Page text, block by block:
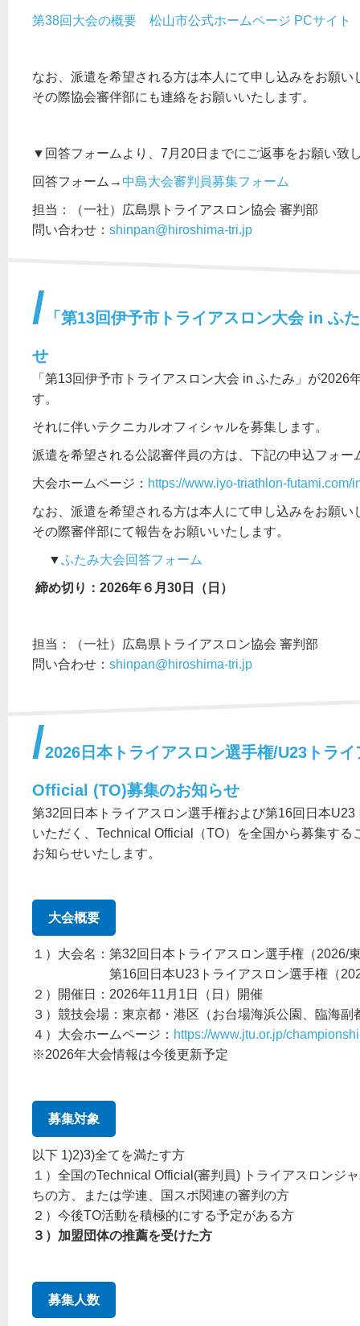
第38回大会の概要 松山市公式ホームページ PCサイト
なお、派遣を希望される方は本人にて申し込みをお願い
その際協会審伴部にも連絡をお願いいたします。
▼回答フォームより、7月20日までにご返事をお願い致
回答フォーム→ 中島大会審判員募集フォーム
担当：（一社）広島県トライアスロン協会 審判部
問い合わせ： shinpan@hiroshima-tri.jp
「第13回伊予市トライアスロン大会 in ふ
せ
「第13回伊予市トライアスロン大会 in ふたみ」が2026
す。
それに伴いテクニカルオフィシャルを募集します。
派遣を希望される公認審伴員の方は、下記の申込フォ
大会ホームページ： https://www.iyo-triathlon-futami.com/
なお、派遣を希望される方は本人にて申し込みをお願い
その際審伴部にて報告をお願いいたします。
▼ふたみ大会回答フォーム
締め切り： 2026年６月30日（日）
担当：（一社）広島県トライアスロン協会 審判部
問い合わせ： shinpan@hiroshima-tri.jp
2026日本トライアスロン選手権/U23トラ
Official (TO)募集のお知らせ
第32回日本トライアスロン選手権および第16回日本
いただく、Technical Official（TO）を全国から募集す
お知らせいたします。
大会概要
１）大会名：第32回日本トライアスロン選手権（2026/
第16回日本U23トライアスロン選手権（
２）開催日：2026年11月1日（日）開催
３）競技会場：東京都・港区（お台場海浜公園、臨海
４）大会ホームページ： https://www.jtu.or.jp/
※2026年大会情報は今後更新予定
募集対象
以下 1)2)3)全てを満たす方
１）全国のTechnical Official(審判員) トライアスロンジ
ちの方、または学連、国スポ関連の審判の方
２）今後TO活動を積極的にする予定がある方
３）加盟団体の推薦を受けた方
募集人数